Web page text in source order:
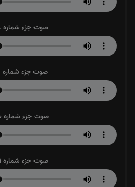
صوت جزء شماره 18
صوت جزء شماره 19
صوت جزء شماره 20
صوت جزء شماره 21